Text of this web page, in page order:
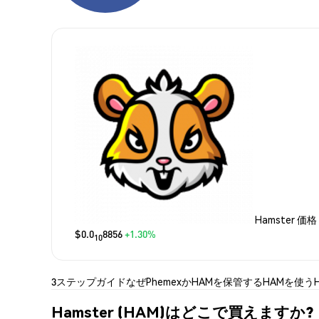
Hamster 価格
$0.0108856+1.30%
3ステップガイドなぜPhemexかHAMを保管するHAMを使う
Hamster (HAM)はどこで買えますか?